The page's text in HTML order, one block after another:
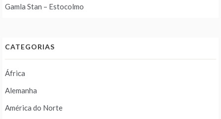
Gamla Stan – Estocolmo
CATEGORIAS
África
Alemanha
América do Norte